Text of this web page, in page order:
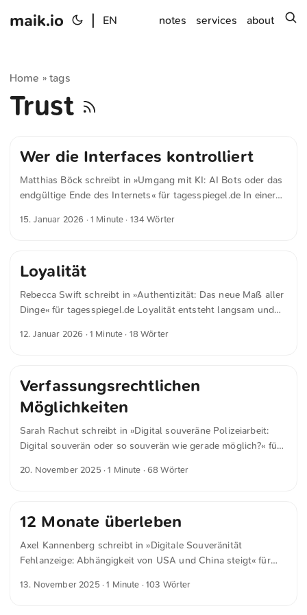
maik.io EN notes services about
Home »tags
Trust
Wer die Interfaces kontrolliert
Matthias Böck schreibt in »Umgang mit KI: AI Bots oder das
endgültige Ende des Internets« für tagesspiegel.de In einer
erzeugt werden können, verliert Einzelnes an Bedeutung.
Quellen, sondern an Systemen. Und am Ende vertrauen wir
plausibelsten anhört. ...
15. Januar 2026 · 1 Minute · 134 Wörter
Loyalität
Rebecca Swift schreibt in »Authentizität: Das neue Maß aller
Dinge« für tagesspiegel.de Loyalität entsteht langsam und
12. Januar 2026 · 1 Minute · 18 Wörter
Verfassungsrechtlichen
Möglichkeiten
Sarah Rachut schreibt in »Digital souveräne Polizeiarbeit:
Digital souverän oder so souverän wie gerade möglich?« für
Das führt in der Praxis zu der Frage, wie souverän denn
ist sie für die (digitale) Souveränität und desto geringer sind
auszulagern. ...
20. November 2025 · 1 Minute · 68 Wörter
12 Monate überleben
Axel Kannenberg schreibt in »Digitale Souveränität
Fehlanzeige: Abhängigkeit von USA und China steigt« für
deutsche Wirtschaft stark von IT aus den USA und China
13. November 2025 · 1 Minute · 103 Wörter